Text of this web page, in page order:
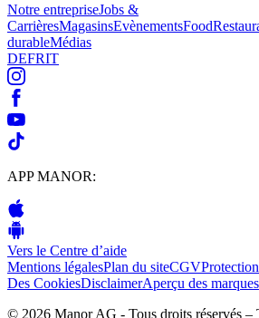
Notre entrepriseJobs &
CarrièresMagasinsEvènementsFood
durableMédias
DEFRIT
APP MANOR:
Vers le Centre d’aide
Mentions légalesPlan du siteCGV
Des CookiesDisclaimerAperçu des marques
© 2026 Manor AG - Tous droits réservés –